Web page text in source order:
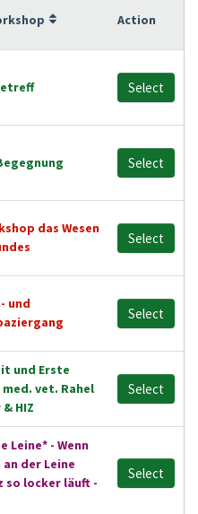
Action
Select
Select
das Wesen
Select
und
Select
und Erste
vet. Rahel
HIZ
Select
Leine* - Wenn
der Leine
so locker läuft -
Select